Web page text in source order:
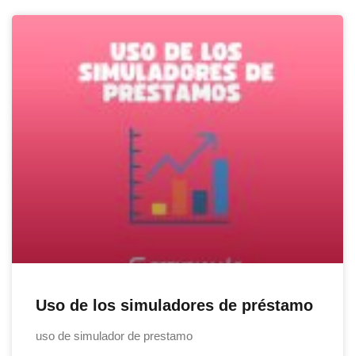
Uso de los simuladores de préstamo
uso de simulador de prestamo